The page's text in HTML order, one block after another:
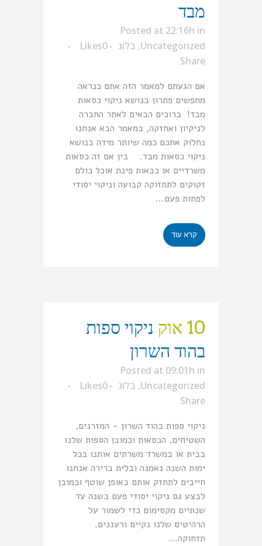
מבד
Posted at 22:16h in
Uncategorized
, בלוג 0
Likes
Share
אם הגעתם למאמר הזה אתם כנראה
מחפשים פתרון בנושא ניקוי כסאות
מבד! ברוכים הבאים לאתר החברה
לניקיון ואחזקה, במאמר הבא אנחנו
נחלוק אתכם כמה שיותר מידה בנושא
ניקוי כסאות מבד. בין אם זה כסאות
משרדיים או כבאות פינת אוכל כולם
זקוקים לתחזוקה קבועה וניקוי יסודי
לפחות פעם...
קרא עוד
10 אוק
ניקוי ספות
בהוד השרון
Posted at 09:01h in
Uncategorized
, בלוג 0
Likes
Share
ניקוי ספות בהוד השרון - המזרנים,
השטיחים, הכסאות וכמובן הספות שלנו
בבית או במשרד משרתים אותנו בכל
ימות השנה נאמנה ובלית ברירה אנחנו
חייבים לתחזק אותם באופן שוטף וכמובן
לבצע גם ניקוי יסודי פעם בשנה עד
שנתיים מקסימום כדי לשמור על
הרהיטים שלנו נקיים ורעננים.
תזחוקה...